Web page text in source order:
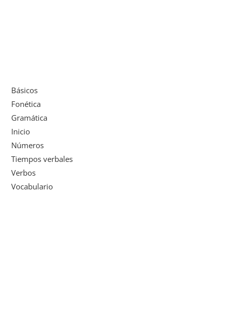
Básicos
Fonética
Gramática
Inicio
Números
Tiempos verbales
Verbos
Vocabulario